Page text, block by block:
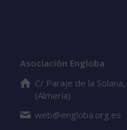
Asociación Engloba
C/ Paraje de la
(Almería)
web@engloba.org.es